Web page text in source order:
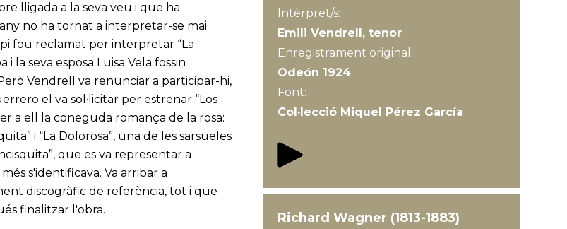
lligada a la seva veu i que ha
no ha tornat a interpretar-se mai
fou reclamat per interpretar “La
la seva esposa Luisa Vela fossin
Vendrell va renunciar a participar-hi,
el va sol·licitar per estrenar “Los
a ell la coneguda romança de la rosa:
i “La Dolorosa”, una de les sarsueles
que es va representar a
s'identificava. Va arribar a
discogràfic de referència, tot i que
finalitzar l'obra.
Intèrpret/s:
Emili Vendrell, tenor
Enregistrament original:
Odeón 1924
Font:
Col·lecció Miquel Pérez García
Richard Wagner (1813-1883)